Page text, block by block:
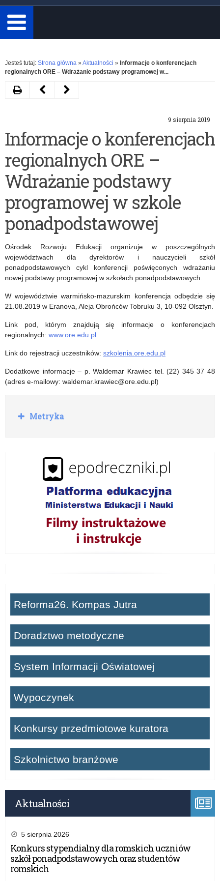
minimum
3
znaki.
Rozwiń
Jesteś tutaj: Strona główna » Aktualności » Informacje o konferencjach
regionalnych ORE – Wdrażanie podstawy programowej w...
9 sierpnia 2019
Informacje o konferencjach
regionalnych ORE –
Wdrażanie podstawy
programowej w szkole
ponadpodstawowej
Ośrodek Rozwoju Edukacji organizuje w poszczególnych
województwach dla dyrektorów i nauczycieli szkół
ponadpodstawowych cykl konferencji poświęconych wdrażaniu
nowej podstawy programowej w szkołach ponadpodstawowych.
W województwie warmińsko-mazurskim konferencja odbędzie się
21.08.2019 w Eranova, Aleja Obrońców Tobruku 3, 10-092 Olsztyn.
Link pod, którym znajdują się informacje o konferencjach
regionalnych: www.ore.edu.pl
Link do rejestracji uczestników: szkolenia.ore.edu.pl
Dodatkowe informacje – p. Waldemar Krawiec tel. (22) 345 37 48
(adres e-mailowy: waldemar.krawiec@ore.edu.pl)
DrukujNastępny
w
organizacji
turnusów
dokształcania
teoretycznego
uczniów
młodocianymi
pracownikami
r.
szk.
2019/2020
Poprzedni
marsz…
–
symboliczne
dokończenie
przerwanej
nauki
polskich
szkołach
1939
r.
R
o
Metryka
Reforma26. Kompas Jutra
Doradztwo metodyczne
System Informacji Oświatowej
Wypoczynek
Konkursy przedmiotowe kuratora
Szkolnictwo branżowe
Aktualności
5 sierpnia 2026
Konkurs stypendialny dla romskich uczniów
szkół ponadpodstawowych oraz studentów
romskich